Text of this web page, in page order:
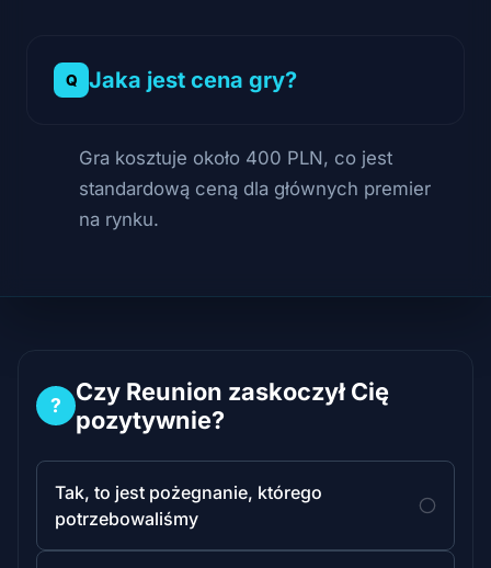
Jaka jest cena gry?
Gra kosztuje około 400 PLN, co jest
standardową ceną dla głównych premier
na rynku.
?
Czy Reunion zaskoczył Cię
pozytywnie?
Tak, to jest pożegnanie, którego
potrzebowaliśmy